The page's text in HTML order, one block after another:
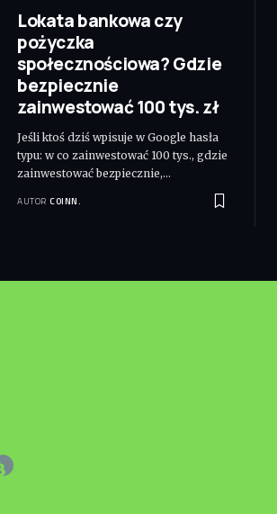
Lokata bankowa czy
pożyczka
społecznościowa? Gdzie
bezpiecznie
zainwestować 100 tys. zł
Jeśli ktoś dziś wpisuje w Google hasła
typu: w co zainwestować 100 tys., gdzie
zainwestować bezpiecznie,…
AUTOR COINN.